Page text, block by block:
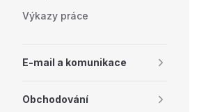
Výkazy práce
E-mail a komunikace
Obchodování